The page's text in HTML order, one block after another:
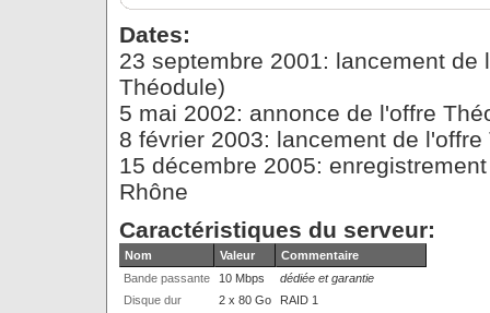
Dates:
23 septembre 2001: lancement
Théodule)
5 mai 2002: annonce de l'offre
8 février 2003: lancement de
15 décembre 2005:
Rhône
Caractéristiques du serveur:
Nom Valeur
Commentaire
Bande passante
10 Mbps
dédiée et garantie
Disque dur
2 x 80 Go
RAID 1